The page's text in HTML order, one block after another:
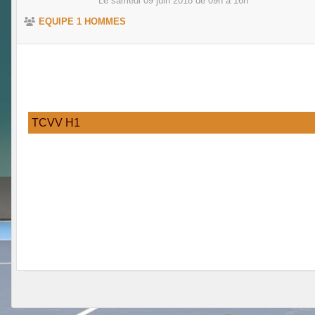
EQUIPE 1 HOMMES
TCVV H1